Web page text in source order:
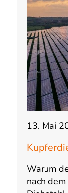
13. Mai
Warum
nach